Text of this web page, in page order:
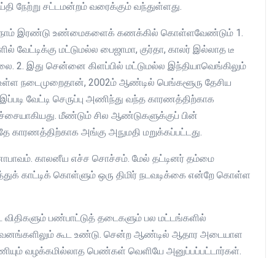
நேற்று சட்டமன்றம் வரைக்கும் வந்துள்ளது.
நாம் இரண்டு உண்மைகளைக் கணக்கில் கொள்ளவேண்டும் 1.
வேட்டிக்கு மட்டுமல்ல பைஜாமா, குர்தா, காலர் இல்லாத டீ
2. இது சென்னை கிளப்பில் மட்டுமல்ல இந்தியாவெங்கிலும்
நடைமுறைதான், 2002ம் ஆண்டில் பெங்களூரு தேசிய
வேட்டி செருப்பு அணிந்து வந்த காரணத்திற்காக
மீண்டும் சில ஆண்டுகளுக்குப் பின்
காரணத்திற்காக அங்கு அநுமதி மறுக்கப்பட்டது.
காலனீய எச்ச சொச்சம். மேல் தட்டினர் தம்மை
காட்டிக் கொள்ளும் ஒரு திமிர் நடவடிக்கை என்றே கொள்ள
பண்பாட்டுத் தடைகளும் பல மட்டங்களில்
கூட உண்டு. சென்ற ஆண்டில் ஆதார அடையாள
வழக்கமில்லாத பெண்கள் வெளியே அனுப்பப்பட்டார்கள்.